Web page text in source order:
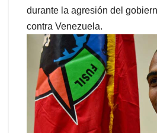
durante la agresión del
contra Venezuela.